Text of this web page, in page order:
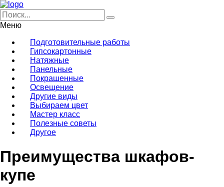
Меню
Подготовительные работы
Гипсокартонные
Натяжные
Панельные
Покрашенные
Освещение
Другие виды
Выбираем цвет
Мастер класс
Полезные советы
Другое
Преимущества шкафов-
купе